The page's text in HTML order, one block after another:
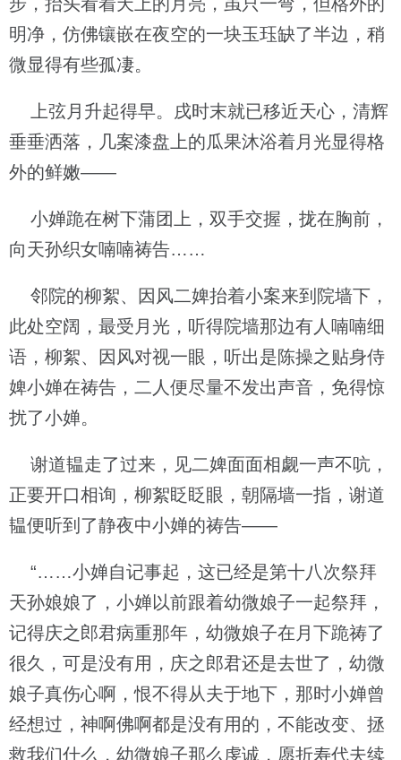
明净，仿佛镶嵌在夜空的一块玉珏缺了半边，稍
微显得有些孤凄。
上弦月升起得早。戌时末就已移近天心，清辉
垂垂洒落，几案漆盘上的瓜果沐浴着月光显得格
外的鲜嫩——
小婵跪在树下蒲团上，双手交握，拢在胸前，
向天孙织女喃喃祷告……
邻院的柳絮、因风二婢抬着小案来到院墙下，
此处空阔，最受月光，听得院墙那边有人喃喃细
语，柳絮、因风对视一眼，听出是陈操之贴身侍
婢小婵在祷告，二人便尽量不发出声音，免得惊
扰了小婵。
谢道韫走了过来，见二婢面面相觑一声不吭，
正要开口相询，柳絮眨眨眼，朝隔墙一指，谢道
韫便听到了静夜中小婵的祷告——
“……小婵自记事起，这已经是第十八次祭拜
天孙娘娘了，小婵以前跟着幼微娘子一起祭拜，
记得庆之郎君病重那年，幼微娘子在月下跪祷了
很久，可是没有用，庆之郎君还是去世了，幼微
娘子真伤心啊，恨不得从夫于地下，那时小婵曾
经想过，神啊佛啊都是没有用的，不能改变、拯
救我们什么，幼微娘子那么虔诚，愿折寿代夫续